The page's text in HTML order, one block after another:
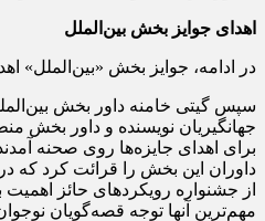
اهدای جوایز بخش بین‌الملل
در ادامه، جوایز بخش «بین‌الملل»
سپس گیتی خامنه داور بخش
جهانگیریان نویسنده و داور بخش
برای اهدای جایزه‌ها روی صحنه آمدند.
داوران این بخش را قرائت کرد که
از جشنواره رویکردهای حائز
مهم‌ترین آنها توجه قصه‌گویان